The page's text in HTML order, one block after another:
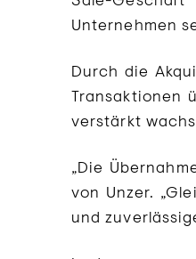
Unternehmen
Durch die
Transaktionen
verstärkt
„Die
von Unzer.
und